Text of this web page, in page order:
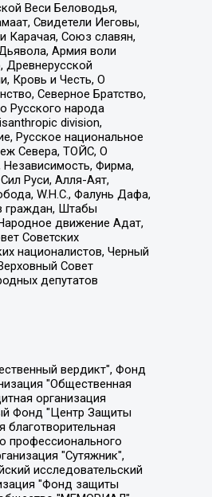
Веси Беловодья,
Свидетели Иеговы,
Карачая, Союз славян,
Армия воли
Древнерусской
Кровь и Честь, О
Северное Братство,
Русского народа
division,
Русское национальное
Севера, ТОЙС, О
Фирма,
Руси, Алля-Аят,
W.H.С., Фалунь Дафа,
граждан, Штабы
движение Адат,
Советских
националистов, Черный
Совет
депутатов
Виктор Семенович, Венедиктов Алексей Алексеевич, Лушникова Екатерина Евгеньевна, Волков Леонид Михайлович, Невзоров Александр Глебович, Пархоменко Сергей Борисович, Сироткин Ярослав Николаевич, Кара-Мурза Владимир Владимирович, Баранова Наталья Владимировна, Гозман Леонид Яковлевич, Кагарлицкий Борис Юльевич, Климарев Михаил Валерьевич, Милов Владимир Станиславович, Автономная некоммерческая организация Краснодарский центр современного искусства "Типография", Моргенштерн Алишер Тагирович, Соболь Любовь Эдуардовна, Общество с ограниченной ответственностью "ЛИЗА НОРМ", Каспаров Гарри Кимович, Ходорковский Михаил Борисович, Общество с ограниченной ответственностью "Апрельские тезисы", Данилович Ирина Брониславовна, Кашин Олег Владимирович, Петров Николай Владимирович, Пивоваров Алексей Владимирович, Соколов Михаил Владимирович, Цветкова Юлия Владимировна, Чичваркин Евгений Александрович, Комитет против пыток/Команда против пыток, Общество с ограниченной ответственностью "Первый научный", Общество с ограниченной ответственностью "Вертолет и ко", Белоцерковская Вероника Борисовна, Кац Максим Евгеньевич, Лазарева Татьяна Юрьевна, Шаведдинов Руслан Табризович, Яшин Илья Валерьевич, Общество с ограниченной ответственностью "Иноагент ААВ", Алешковский Дмитрий Петрович, Альбац Евгения Марковна, Быков Дмитрий Львович, Галямина Юлия Евгеньевна, Лойко Сергей Леонидович, Мартынов Кирилл Константинович, Медведев Сергей Александрович, Крашенинников Федор Геннадиевич, Гордеева Катерина Вл